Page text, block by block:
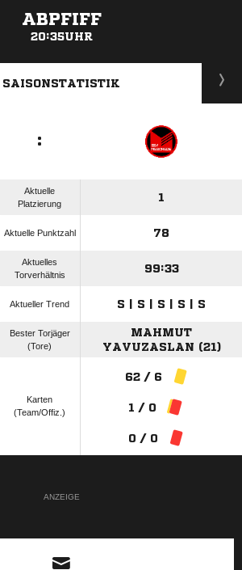
ABPFIFF
20:35UHR
ANZEIGE
SAISONSTATISTIK
:
Aktuelle
Platzierung
1
Aktuelle Punktzahl 78
Aktuelles
Torverhältnis
99:33
Aktueller Trend S | S | S | S | S
Bester Torjäger
(Tore)
MAHMUT
YAVUZASLAN (21)
Karten
(Team/Offiz.)
62 / 6
1 / 0
0 / 0
ANZEIGE